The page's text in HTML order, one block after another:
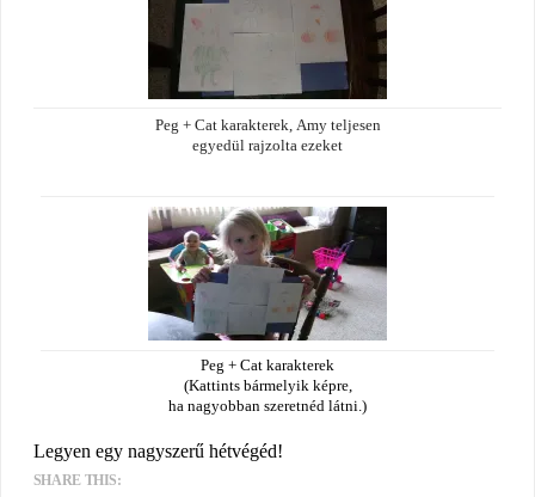
Peg + Cat karakterek, Amy teljesen
egyedül rajzolta ezeket
Peg + Cat karakterek
(Kattints bármelyik képre,
ha nagyobban szeretnéd látni.)
Legyen egy nagyszerű hétvégéd!
SHARE THIS: